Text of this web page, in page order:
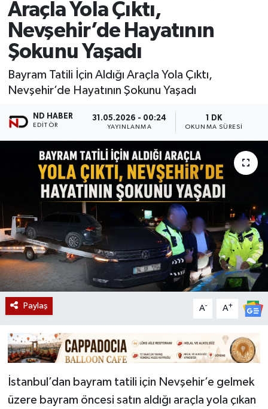
Araçla Yola Çıktı,
Nevşehir’de Hayatının
Şokunu Yaşadı
Bayram Tatili İçin Aldığı Araçla Yola Çıktı,
Nevşehir’de Hayatının Şokunu Yaşadı
ND HABER
EDITÖR
31.05.2026 - 00:24
YAYINLANMA
1 DK
OKUNMA SÜRESI
Paylaş A- A+
İstanbul’dan bayram tatili için Nevşehir’e gelmek
üzere bayram öncesi satın aldığı araçla yola çıkan